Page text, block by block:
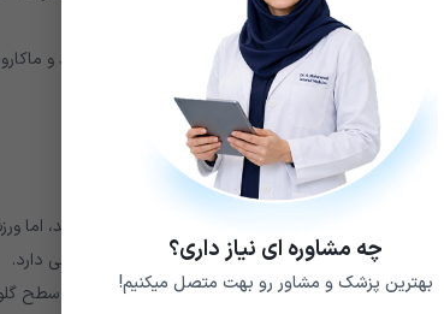
های تصفیه شده، فرآوری شده، مانند نان سفید و
دو یا سه وعده میوه کامل تازه در روز خوب است.
در رژیم غذایی بسیار حیاتی است.
بدنی باعث سوزاندن کالری می شود و ممکن است در کاهش وزن موثر باشد، اما
ارتباط زیادی با افزایش چربی و کاهش توده عضلانی دارد.
عضله سازی و چربی سوزی می توان به کاهش و کنترل بهتر سطح
چه مشاوره ای نیاز داری؟
بهترین پزشک و مشاور رو بهت متصل میکنیم!